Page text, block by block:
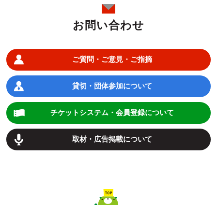
お問い合わせ
ご質問・ご意見・ご指摘
貸切・団体参加について
チケットシステム・会員登録について
取材・広告掲載について